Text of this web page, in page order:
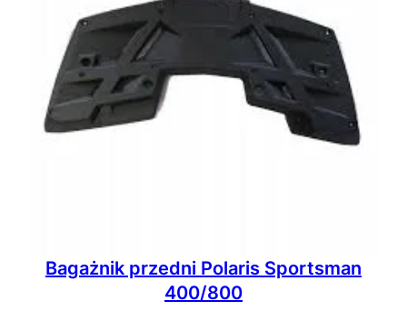
Bagażnik przedni Polaris Sportsman
400/800